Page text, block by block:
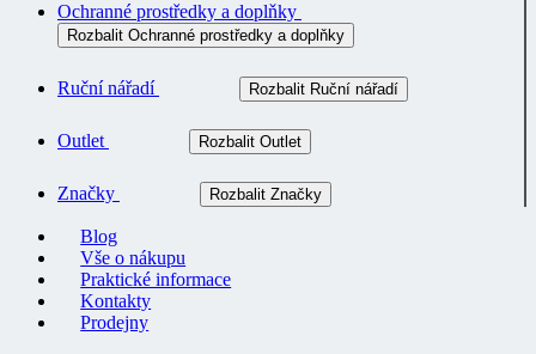
Ochranné prostředky a doplňky
Rozbalit Ochranné prostředky a doplňky
Ruční nářadí Rozbalit Ruční nářadí
Outlet Rozbalit Outlet
Značky Rozbalit Značky
Blog
Vše o nákupu
Praktické informace
Kontakty
Prodejny